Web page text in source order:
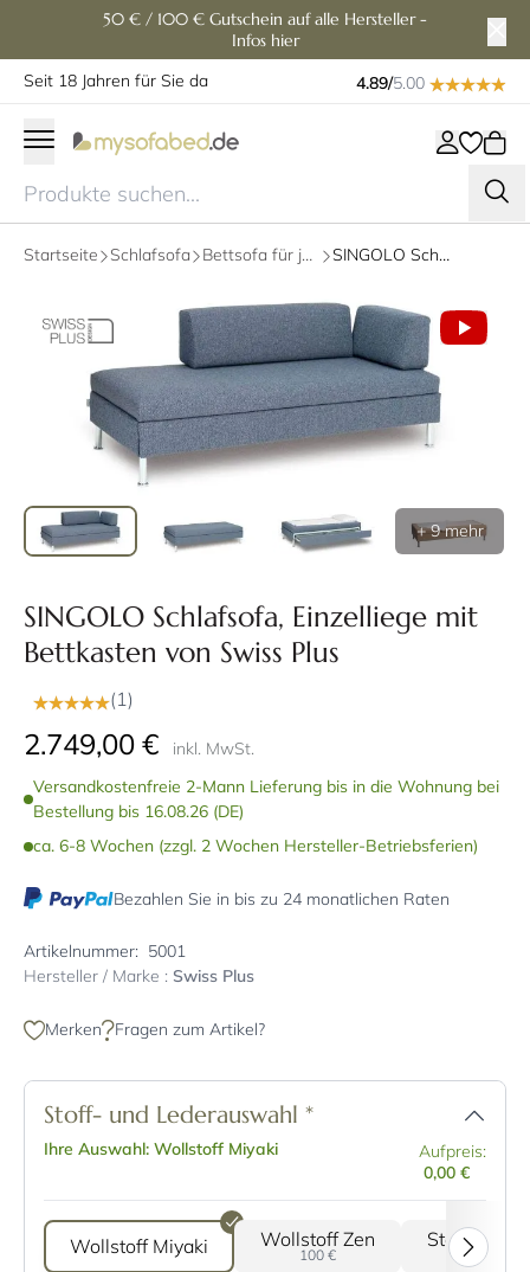
50 € / 100 € Gutschein auf alle Hersteller -
Infos hier
Seit 18 Jahren für Sie da
4.89/5.00
Startseite Schlafsofa Bettsofa für jeden Tag SINGOLO Schlafsofa, Einzelliege mit Bettkasten von Swiss Plus
+ 9 mehr
SINGOLO Schlafsofa, Einzelliege mit
Bettkasten von Swiss Plus
(1)
2.749,00 €
inkl. MwSt.
Versandkostenfreie 2-Mann Lieferung bis in die Wohnung bei
Bestellung bis 16.08.26 (DE)
ca. 6-8 Wochen (zzgl. 2 Wochen Hersteller-Betriebsferien)
Bezahlen Sie in bis zu 24 monatlichen Raten
Artikelnummer: 5001
Hersteller / Marke : Swiss Plus
Merken Fragen zum Artikel?
Stoff- und Lederauswahl *
Ihre Auswahl: Wollstoff Miyaki
Aufpreis:
0,00 €
Wollstoff Miyaki Wollstoff Zen
100 €
Stoff
240 €